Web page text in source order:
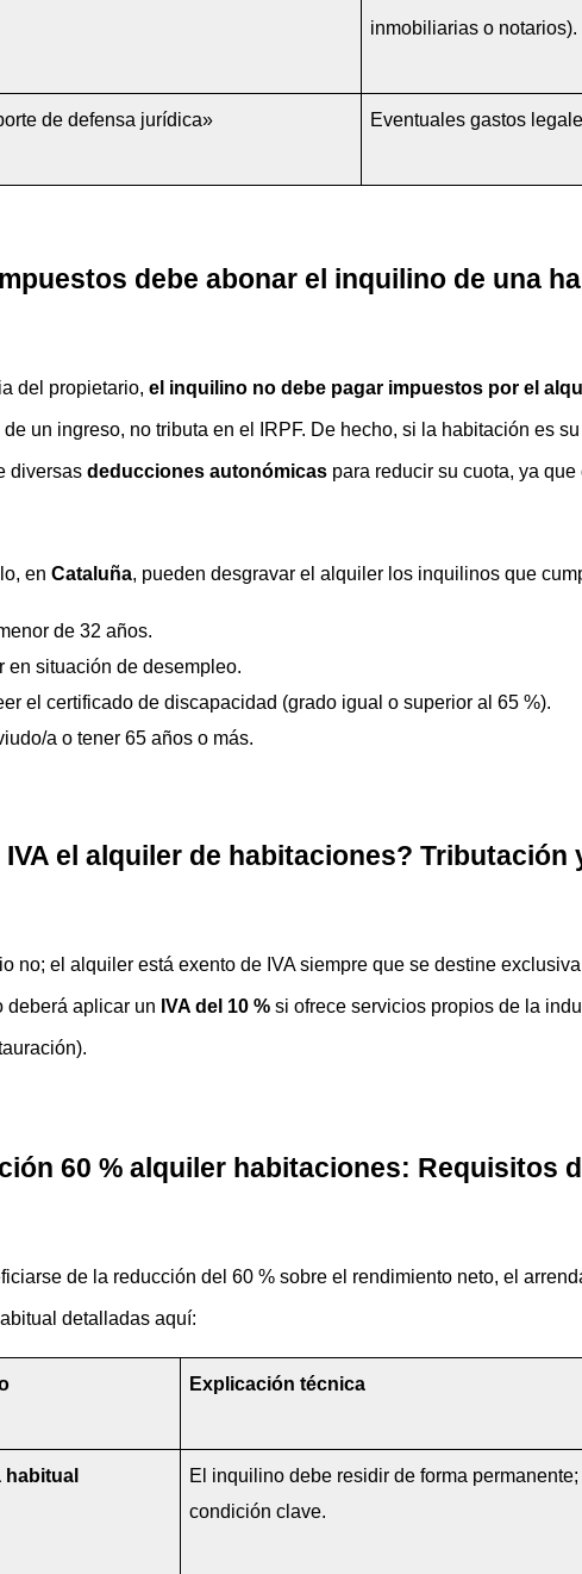
inmobiliarias o notarios).
de defensa jurídica» Eventuales gastos
debe abonar el inquilino de una
del propietario, el inquilino no debe pagar impuestos por el
de un ingreso, no tributa en el IRPF. De hecho, si la habitación es
diversas deducciones autonómicas para reducir su cuota, ya
en Cataluña, pueden desgravar el alquiler los inquilinos que
de 32 años.
en situación de desempleo.
el certificado de discapacidad (grado igual o superior al 65 %).
a o tener 65 años o más.
IVA el alquiler de habitaciones? Tributación
no; el alquiler está exento de IVA siempre que se destine
deberá aplicar un IVA del 10 % si ofrece servicios propios de la
60 % alquiler habitaciones: Requisitos
de la reducción del 60 % sobre el rendimiento neto, el
detalladas aquí:
Explicación técnica
El inquilino debe residir de forma permanente;
condición clave.